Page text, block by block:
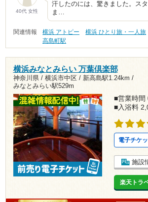
40代 女性
汗したのには、驚きました。ス
ま…
関連情報 横浜 アトピー 横浜 ひとり旅・一人旅
高島町駅
横浜みなとみらい 万葉倶楽部
神奈川県 / 横浜市中区 / 新高島駅1.24km /
みなとみらい駅529m
■営業時間
■入浴料
電子チケ
施設
楽天トラ